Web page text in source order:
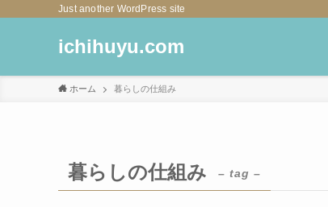
Just another WordPress site
ichihuyu.com
ホーム 暮らしの仕組み
暮らしの仕組み – tag –